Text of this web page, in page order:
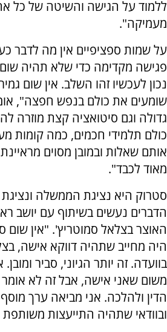
ללמוד על הגישה והשיטה של כל
מעמיקה".
על שמות ספציפיים אין מה לדבר
פגישה מקדימה כדי שלא תהיה
נכון לעכשיו זהו השלב. אין שום
שומעים את כולם בנפש חפצה",
גדולה וגם סיטואציה קצת מוזרה
כולם תלמידי חכמים, כמה קומות
אותם שאלות ובמובן מסוים
מאוד לכבד".
סטרוק היא נציגת הממשלה
הדברים נעשים בשיתוף עם יושב
האוצר בצלאל סמוטריץ'. "אין
היה מחייב שתהיה דווקא אישה,
בוועדה. זה יותר הגיוני, סביר
משום שאני אישה, אבל זה לא אומר
הדין ולהלכה. אני מביאה ערך
ובוודאי שתהיה התייעצות